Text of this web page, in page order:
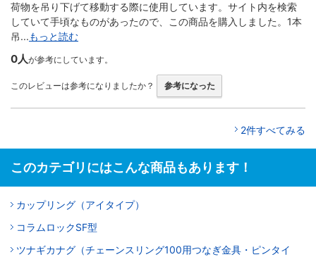
荷物を吊り下げて移動する際に使用しています。サイト内を検索
していて手頃なものがあったので、この商品を購入しました。1本
吊...もっと読む
0人が参考にしています。
このレビューは参考になりましたか？ 参考になった
2件すべてみる
このカテゴリにはこんな商品もあります！
カップリング（アイタイプ）
コラムロックSF型
ツナギカナグ（チェーンスリング100用つなぎ金具・ピンタイ